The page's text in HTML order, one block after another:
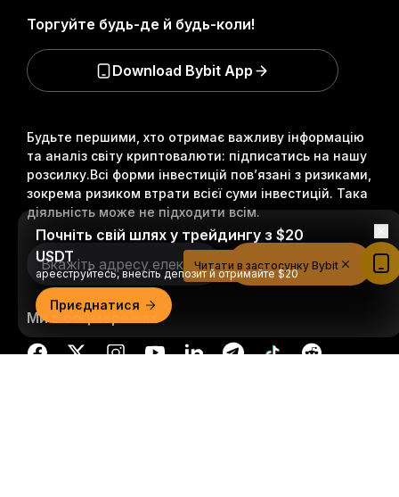
Будьте першими, хто отримає важливу інформацію
та аналіз світу криптовалюти: підписатись на нашу
розсилку.Всі форми інвестицій пов’язані з ризиками,
зокрема ризиком втрати всієї суми інвестицій. Така
діяльність може не підходити всім.
Підписатися
Ми в соцмережах
Торгуйте будь-де й будь-коли!
Download Bybit App
Почніть свій шлях у трейдингу з $20
USDT
ареєструйтесь, внесіть депозит й отримайте $20
Приєднатися
Читати в застосунку Bybit